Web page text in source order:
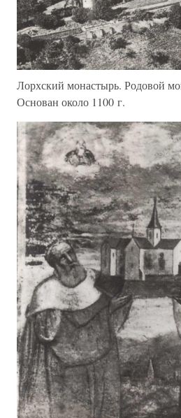
Лорхский монастырь. Родовой
Основан около 1100 г.